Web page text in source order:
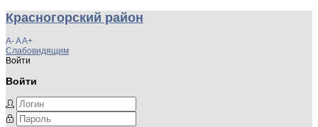
Красногорский район
A-AA+
Слабовидящим
Войти
Войти